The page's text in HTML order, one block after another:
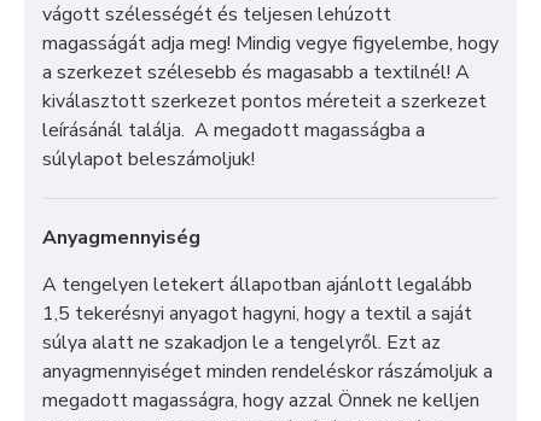
vágott szélességét és teljesen lehúzott
magasságát adja meg! Mindig vegye figyelembe, hogy
a szerkezet szélesebb és magasabb a textilnél! A
kiválasztott szerkezet pontos méreteit a szerkezet
leírásánál találja. A megadott magasságba a
súlylapot beleszámoljuk!
Anyagmennyiség
A tengelyen letekert állapotban ajánlott legalább
1,5 tekerésnyi anyagot hagyni, hogy a textil a saját
súlya alatt ne szakadjon le a tengelyről. Ezt az
anyagmennyiséget minden rendeléskor rászámoljuk a
megadott magasságra, hogy azzal Önnek ne kelljen